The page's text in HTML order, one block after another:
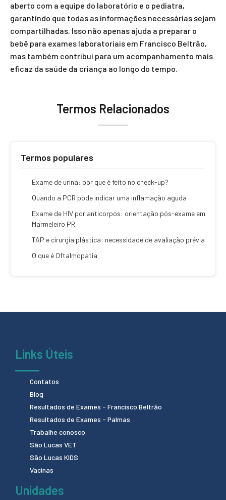
aberto com a equipe do laboratório e o pediatra,
garantindo que todas as informações necessárias sejam
compartilhadas. Isso não apenas ajuda a preparar o
bebê para exames laboratoriais em Francisco Beltrão,
mas também contribui para um acompanhamento mais
eficaz da saúde da criança ao longo do tempo.
Termos Relacionados
Termos populares
Exame de urina: por que é feito no check-up?
Quando a PCR pode indicar uma inflamação aguda
Exame de HIV por anticorpos: orientação pós-exame em
Marmeleiro PR
TAP e cirurgia plástica: necessidade de avaliação prévia
O que é Oftalmopatia
Links Úteis
Contatos
Blog
Resultados de Exames - Francisco Beltrão
Resultados de Exames - Palmas
Trabalhe conosco
São Lucas VET
São Lucas KIDS
Vacinas
Unidades